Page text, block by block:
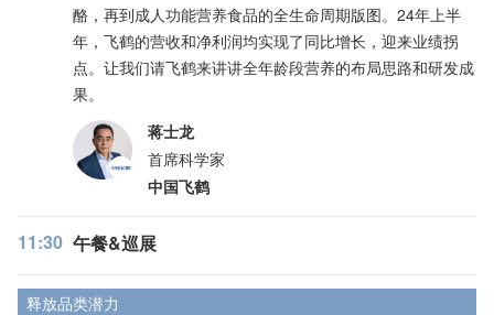
酪，再到成人功能营养食品的全生命周期版图。24年上半
年，飞鹤的营收和净利润均实现了同比增长，迎来业绩拐
点。让我们请飞鹤来讲讲全年龄段营养的布局思路和研发成
果。
蒋士龙
首席科学家
中国飞鹤
11:30 午餐&巡展
释放品类潜力